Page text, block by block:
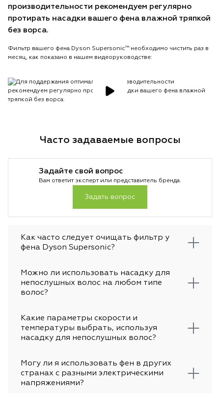
производительности рекомендуем регулярно
протирать насадки вашего фена влажной тряпкой
без ворса.
Фильтр вашего фена Dyson Supersonic™ необходимо чистить раз в
месяц, как показано в нашем видеоруководстве:
Часто задаваемые вопросы
Задайте свой вопрос
Вам ответит эксперт или представитель бренда.
Задать вопрос
Как часто следует очищать фильтр у
фена Dyson Supersonic?
Можно ли использовать насадку для
непослушных волос на любом типе
волос?
Какие параметры скорости и
температуры выбрать, используя
насадку для непослушных волос?
Могу ли я использовать фен в других
странах с разными электрическими
напряжениями?